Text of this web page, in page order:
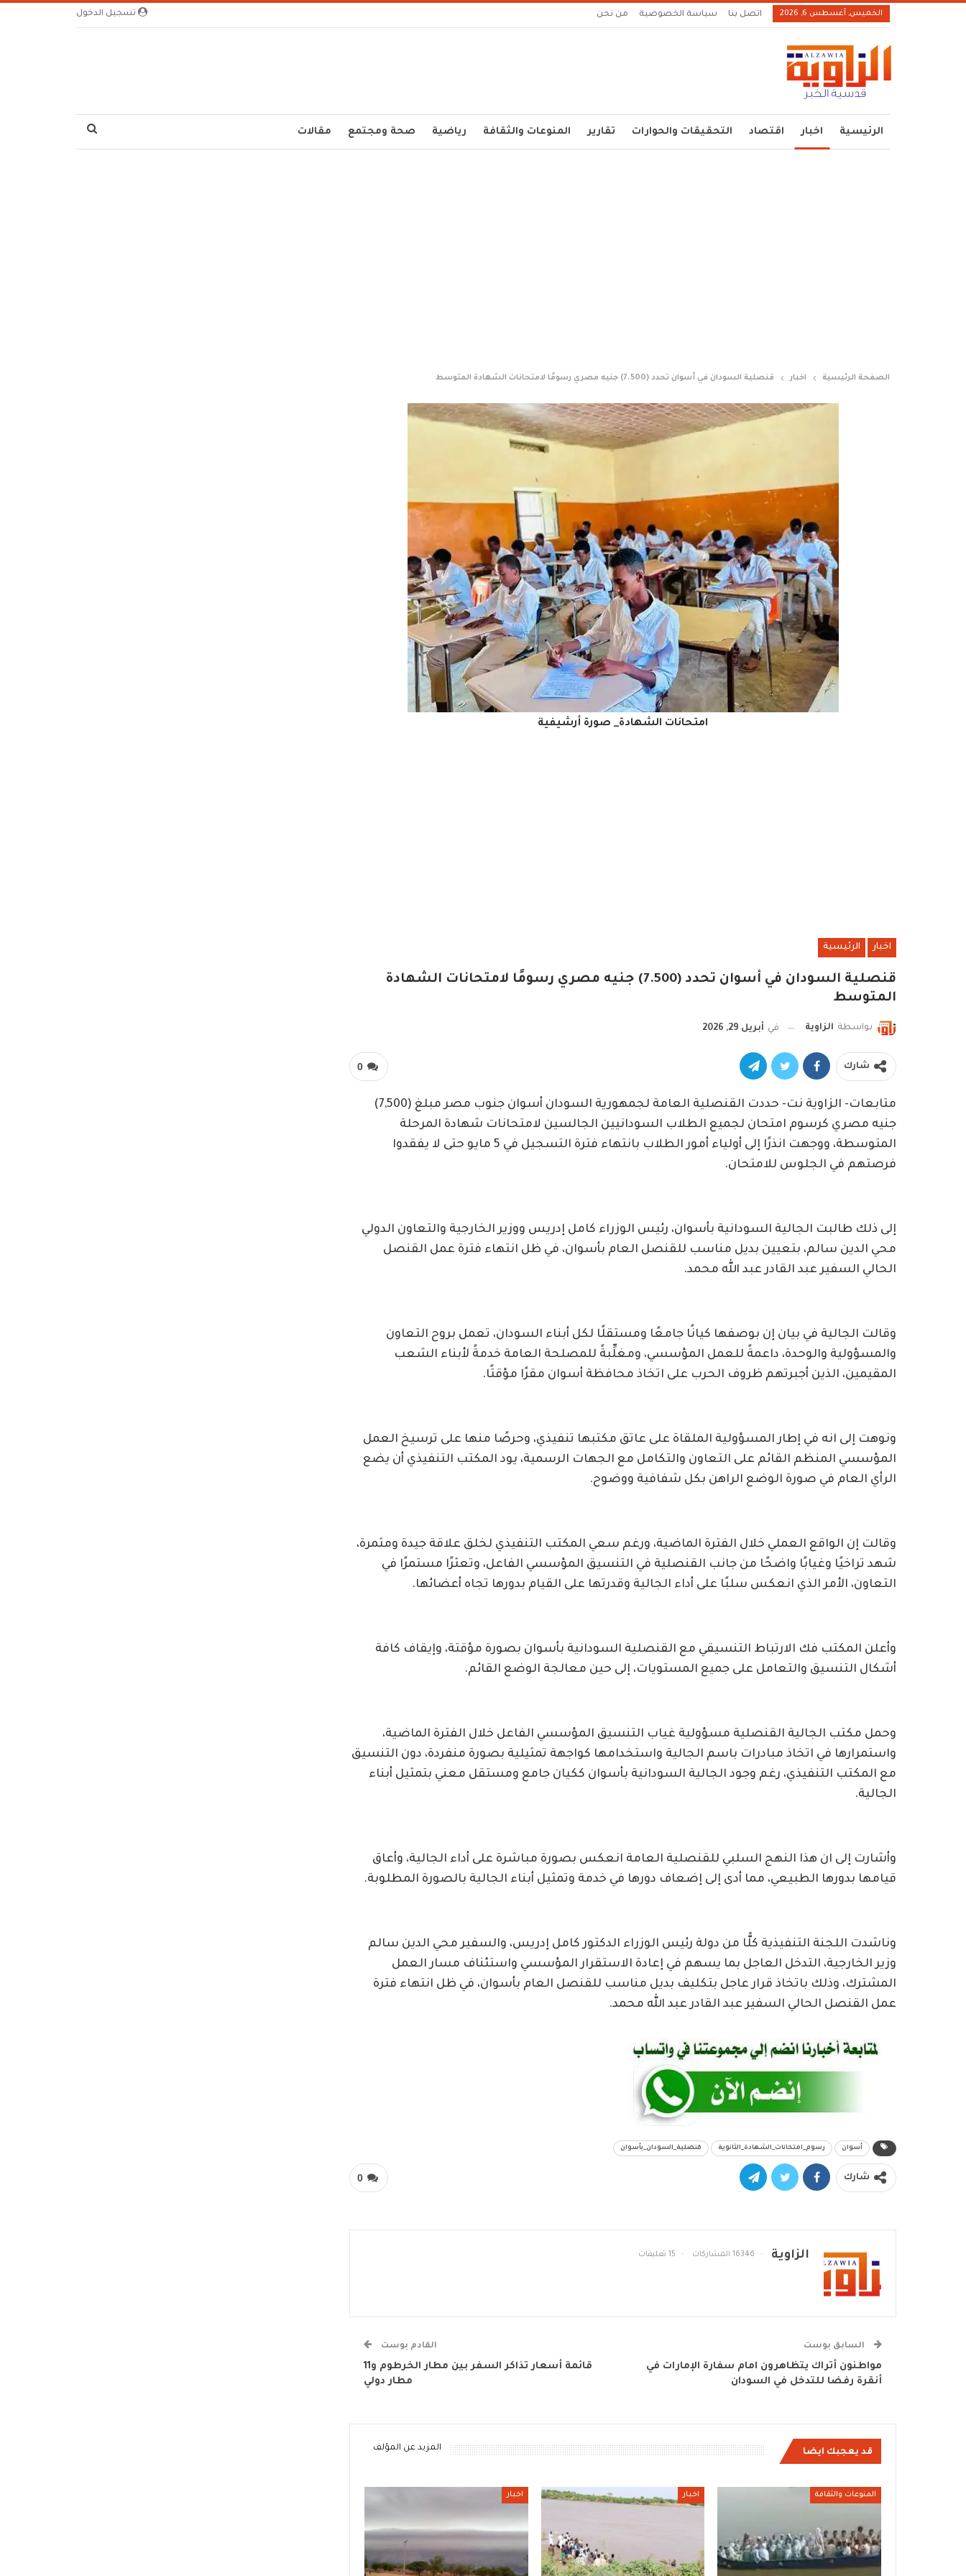
تسجيل الدخول الخميس, أغسطس 6, 2026 اتصل بنا سياسة الخصوصية من نحن
الرئيسية اخبار اقتصاد التحقيقات والحوارات تقارير المنوعات والثقافة رياضية صحة ومجتمع مقالات
الصفحة الرئيسية اخبار قنصلية السودان في أسوان تحدد (7.500) جنيه مصري رسومًا لامتحانات الشهادة المتوسط
امتحانات الشهادة_ صورة أرشيفية
اخبار الرئيسية
قنصلية السودان في أسوان تحدد (7.500) جنيه مصري رسومًا لامتحانات الشهادة
المتوسط
بواسطة الزاوية في أبريل 29, 2026
0 شارك
متابعات- الزاوية نت- حددت القنصلية العامة لجمهورية السودان أسوان جنوب مصر مبلغ (7,500)
جنيه مصري كرسوم امتحان لجميع الطلاب السودانيين الجالسين لامتحانات شهادة المرحلة
المتوسطة، ووجهت انذرًا إلى أولياء أمور الطلاب بانتهاء فترة التسجيل في 5 مايو حتى لا يفقدوا
فرصتهم في الجلوس للامتحان.
إلى ذلك طالبت الجالية السودانية بأسوان، رئيس الوزراء كامل إدريس ووزير الخارجية والتعاون الدولي
محي الدين سالم، بتعيين بديل مناسب للقنصل العام بأسوان، في ظل انتهاء فترة عمل القنصل
الحالي السفير عبد القادر عبد الله محمد.
وقالت الجالية في بيان إن بوصفها كيانًا جامعًا ومستقلًا لكل أبناء السودان، تعمل بروح التعاون
والمسؤولية والوحدة، داعمةً للعمل المؤسسي، ومغلِّبةً للمصلحة العامة خدمةً لأبناء الشعب
المقيمين، الذين أجبرتهم ظروف الحرب على اتخاذ محافظة أسوان مقرًا مؤقتًا.
ونوهت إلى انه في إطار المسؤولية الملقاة على عاتق مكتبها تنفيذي، وحرصًا منها على ترسيخ العمل
المؤسسي المنظم القائم على التعاون والتكامل مع الجهات الرسمية، يود المكتب التنفيذي أن يضع
الرأي العام في صورة الوضع الراهن بكل شفافية ووضوح.
وقالت إن الواقع العملي خلال الفترة الماضية، ورغم سعي المكتب التنفيذي لخلق علاقة جيدة ومثمرة،
شهد تراخيًا وغيابًا واضحًا من جانب القنصلية في التنسيق المؤسسي الفاعل، وتعثرًا مستمرًا في
التعاون، الأمر الذي انعكس سلبًا على أداء الجالية وقدرتها على القيام بدورها تجاه أعضائها.
وأعلن المكتب فك الارتباط التنسيقي مع القنصلية السودانية بأسوان بصورة مؤقتة، وإيقاف كافة
أشكال التنسيق والتعامل على جميع المستويات، إلى حين معالجة الوضع القائم.
وحمل مكتب الجالية القنصلية مسؤولية غياب التنسيق المؤسسي الفاعل خلال الفترة الماضية،
واستمرارها في اتخاذ مبادرات باسم الجالية واستخدامها كواجهة تمثيلية بصورة منفردة، دون التنسيق
مع المكتب التنفيذي، رغم وجود الجالية السودانية بأسوان ككيان جامع ومستقل معني بتمثيل أبناء
الجالية.
وأشارت إلى ان هذا النهج السلبي للقنصلية العامة انعكس بصورة مباشرة على أداء الجالية، وأعاق
قيامها بدورها الطبيعي، مما أدى إلى إضعاف دورها في خدمة وتمثيل أبناء الجالية بالصورة المطلوبة.
وناشدت اللجنة التنفيذية كلًّا من دولة رئيس الوزراء الدكتور كامل إدريس، والسفير محي الدين سالم
وزير الخارجية، التدخل العاجل بما يسهم في إعادة الاستقرار المؤسسي واستئناف مسار العمل
المشترك، وذلك باتخاذ قرار عاجل بتكليف بديل مناسب للقنصل العام بأسوان، في ظل انتهاء فترة
عمل القنصل الحالي السفير عبد القادر عبد الله محمد.
أسوان رسوم_امتحانات_الشهادة_الثانوية قنصلية_السودان_بأسوان
0 شارك
الزاوية 16346 المشاركات 15 تعليقات
السابق بوست
مواطنون أتراك يتظاهرون امام سفارة الإمارات في
أنقرة رفضا للتدخل في السودان
القادم بوست
قائمة أسعار تذاكر السفر بين مطار الخرطوم و11
مطار دولي
قد يعجبك ايضا المزيد عن المؤلف
المنوعات والثقافة اخبار اخبار